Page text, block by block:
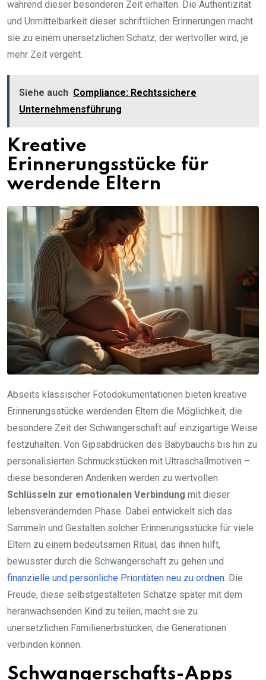
während dieser besonderen Zeit erhalten. Die Authentizität
und Unmittelbarkeit dieser schriftlichen Erinnerungen macht
sie zu einem unersetzlichen Schatz, der wertvoller wird, je
mehr Zeit vergeht.
Siehe auch Compliance: Rechtssichere
Unternehmensführung
Kreative
Erinnerungsstücke für
werdende Eltern
Abseits klassischer Fotodokumentationen bieten kreative
Erinnerungsstücke werdenden Eltern die Möglichkeit, die
besondere Zeit der Schwangerschaft auf einzigartige Weise
festzuhalten. Von Gipsabdrücken des Babybauchs bis hin zu
personalisierten Schmuckstücken mit Ultraschallmotiven –
diese besonderen Andenken werden zu wertvollen
Schlüsseln zur emotionalen Verbindung mit dieser
lebensverändernden Phase. Dabei entwickelt sich das
Sammeln und Gestalten solcher Erinnerungsstücke für viele
Eltern zu einem bedeutsamen Ritual, das ihnen hilft,
bewusster durch die Schwangerschaft zu gehen und
finanzielle und persönliche Prioritäten neu zu ordnen. Die
Freude, diese selbstgestalteten Schätze später mit dem
heranwachsenden Kind zu teilen, macht sie zu
unersetzlichen Familienerbstücken, die Generationen
verbinden können.
Schwangerschafts-Apps